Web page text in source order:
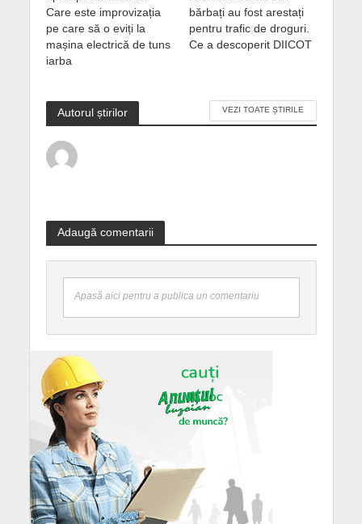
Care este improvizația
pe care să o eviți la
mașina electrică de tuns
iarba
bărbați au fost arestați
pentru trafic de droguri.
Ce a descoperit DIICOT
Autorul știrilor VEZI TOATE ȘTIRILE
Adaugă comentarii
Apasă aici pentru a publica un comentariu